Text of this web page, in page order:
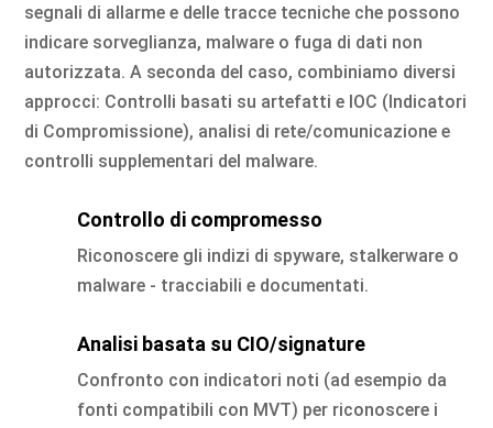
segnali di allarme e delle tracce tecniche che possono
indicare sorveglianza, malware o fuga di dati non
autorizzata. A seconda del caso, combiniamo diversi
approcci: Controlli basati su artefatti e IOC (Indicatori
di Compromissione), analisi di rete/comunicazione e
controlli supplementari del malware.
Controllo di compromesso
Riconoscere gli indizi di spyware, stalkerware o
malware - tracciabili e documentati.
Analisi basata su CIO/signature
Confronto con indicatori noti (ad esempio da
fonti compatibili con MVT) per riconoscere i